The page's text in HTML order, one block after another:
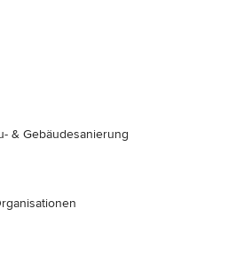
& Gebäudesanierung